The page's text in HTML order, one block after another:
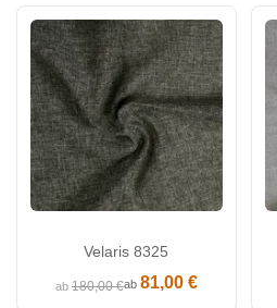
Velaris 8325
ab180,00 €ab 81,00 €